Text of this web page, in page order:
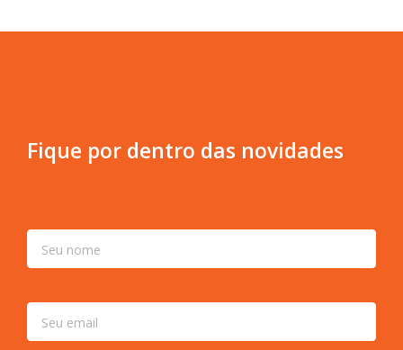
Fique por dentro das novidades